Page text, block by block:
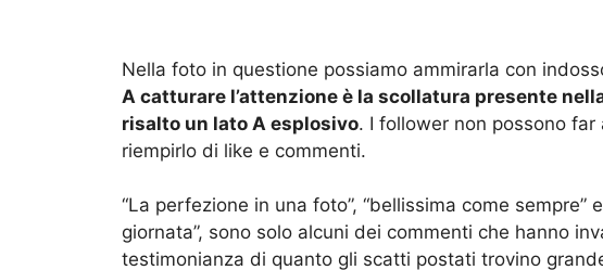
Nella foto in questione possiamo ammirarla con
A catturare l’attenzione è la scollatura presente
risalto un lato A esplosivo. I follower non possono
riempirlo di like e commenti.
“La perfezione in una foto”, “bellissima come sempre”
giornata”, sono solo alcuni dei commenti che hanno
testimonianza di quanto gli scatti postati trovino